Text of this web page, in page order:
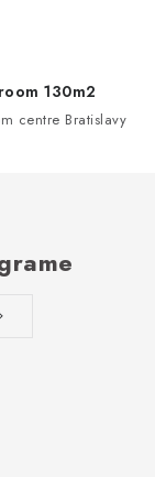
130m2
centre Bratislavy